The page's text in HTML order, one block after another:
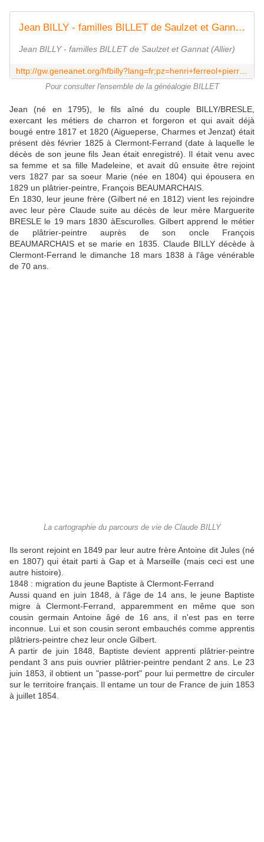
Jean BILLY - familles BILLET de Saulzet et Gannat (Allier) - Geneanet
Jean BILLY - familles BILLET de Saulzet et Gannat (Allier)
Pour consulter l'ensemble de la généalogie BILLET
Jean (né en 1795), le fils aîné du couple BILLY/BRESLE,
exercant les métiers de charron et forgeron et qui avait déjà
bougé entre 1817 et 1820 (Aigueperse, Charmes et Jenzat) était
présent dès février 1825 à Clermont-Ferrand (date à laquelle le
décès de son jeune fils Jean était enregistré). Il était venu avec
sa femme et sa fille Madeleine, et avait dû ensuite être rejoint
vers 1827 par sa soeur Marie (née en 1804) qui épousera en
1829 un plâtrier-peintre, François BEAUMARCHAIS.
En 1830, leur jeune frère (Gilbert né en 1812) vient les rejoindre
avec leur père Claude suite au décès de leur mère Marguerite
BRESLE le 19 mars 1830 àEscurolles. Gilbert apprend le métier
de plâtrier-peintre auprès de son oncle François
BEAUMARCHAIS et se marie en 1835. Claude BILLY décède à
Clermont-Ferrand le dimanche 18 mars 1838 à l'âge vénérable
de 70 ans.
La cartographie du parcours de vie de Claude BILLY
Ils seront rejoint en 1849 par leur autre frère Antoine dit Jules (né
en 1807) qui était parti à Gap et à Marseille (mais ceci est une
autre histoire).
1848 : migration du jeune Baptiste à Clermont-Ferrand
Aussi quand en juin 1848, à l'âge de 14 ans, le jeune Baptiste
migre à Clermont-Ferrand, apparemment en même que son
cousin germain Antoine âgé de 16 ans, il n'est pas en terre
inconnue.
Lui et son cousin seront embauchés comme apprentis
plâtriers-peintre chez leur oncle Gilbert.
A partir de juin 1848, Baptiste devient apprenti plâtrier-peintre
pendant 3 ans puis ouvrier plâtrier-peintre pendant 2 ans. Le 23
juin 1853, il obtient un "passe-port" pour lui permettre de circuler
sur le territoire français. Il entame un tour de France de juin 1853
à juillet 1854.